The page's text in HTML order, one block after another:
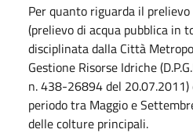
Per quanto riguarda il
(prelievo di acqua pubblica in
disciplinata dalla Città
Gestione Risorse Idriche
n. 438-26894 del 20.07.2011)
periodo tra Maggio e
delle colture principali.